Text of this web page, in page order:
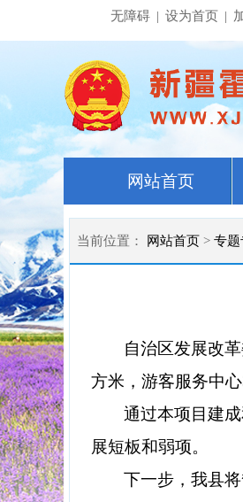
无障碍 | 设为首页 |
网站首页
当前位置： 网站首页 > 专题
自治区发展改
方米，游客服务中
通过本项目建
展短板和弱项。
下一步，我县